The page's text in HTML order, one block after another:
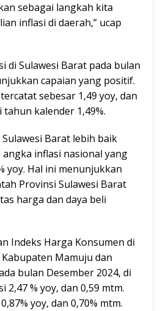
sebagai langkah kita
inflasi di daerah,” ucap
di Sulawesi Barat pada bulan
capaian yang positif.
sebesar 1,49 yoy, dan
tahun kalender 1,49%.
Barat lebih baik
inflasi nasional yang
yoy. Hal ini menunjukkan
Provinsi Sulawesi Barat
harga dan daya beli
Indeks Harga Konsumen di
Mamuju dan
bulan Desember 2024, di
% yoy, dan 0,59 mtm.
yoy, dan 0,70% mtm.